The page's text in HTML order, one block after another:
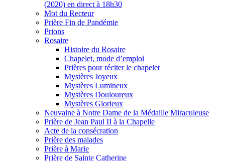
(2020) en direct à 18h30
Mot du Recteur
Prière Fin de Pandémie
Prions
Rosaire
Histoire du Rosaire
Chapelet, mode d’emploi
Prières pour réciter le chapelet
Mystères Joyeux
Mystères Lumineux
Mystères Douloureux
Mystères Glorieux
Neuvaine à Notre Dame de la Médaille Miraculeuse
Prière de Jean Paul II à la Chapelle
Acte de la consécration
Prière des malades
Prière à Marie
Prière de Sainte Catherine